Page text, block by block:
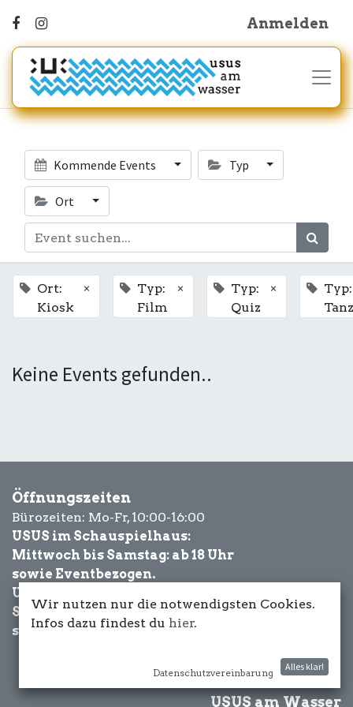
Anmelden
Kommende Events Typ
Ort
Ort:
Kiosk
×
Typ:
Film
×
Typ:
Quiz
×
Typ:
Tanz
Keine Events gefunden..
Öffnungszeiten
Bürozeiten: Mo-Fr, 10:00-16:00
USUS im Schauspielhaus:
Mittwoch bis Samstag: ab 18 Uhr
sowie Eventbezogen.
USUS am Wasser:
Schönwetter-
sowie Eventbezogen.
USUS am Wasser
Wir nutzen nur die notwendigsten Cookies.
Infos dazu findest du hier.
Datenschutzvereinbarung
Alles klar!